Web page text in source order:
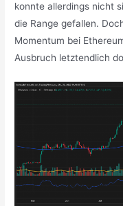
konnte allerdings nicht
die Range gefallen.
Momentum bei
Ausbruch letztendlich